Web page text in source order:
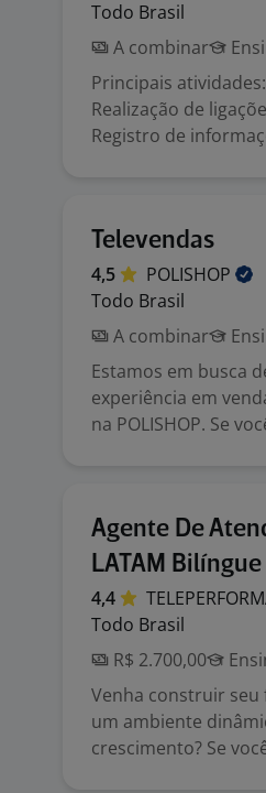
Todo Brasil
A combinar
Principais
Realização de
Registro de
Televendas
4,5
POLISHOP
Todo Brasil
A combinar
Estamos em busca
experiência em
na POLISHOP. Se
Agente De
LATAM
4,4
Todo Brasil
R$ 2.700,00
Venha construir seu
um ambiente
crescimento? Se